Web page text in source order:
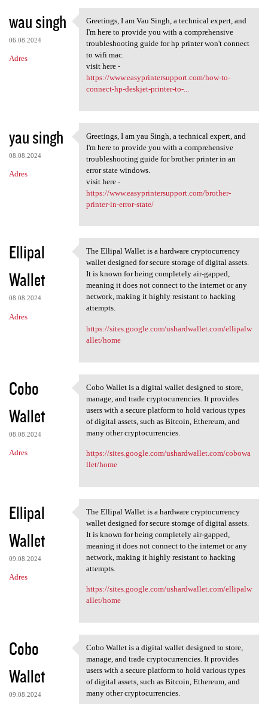
wau singh
06.08.2024
Adres
Greetings, I am Vau Singh, a
Greetings, I am Vau Singh, a technical expert, and
I'm here to provide you with a comprehensive
troubleshooting guide for hp printer won't connect
to wifi mac.
visit here -
https://www.easyprintersupport.com/how-to-
connect-hp-deskjet-printer-to-...
yau singh
08.08.2024
Adres
Greetings, I am yau Singh, a
Greetings, I am yau Singh, a technical expert, and
I'm here to provide you with a comprehensive
troubleshooting guide for brother printer in an
error state windows.
visit here -
https://www.easyprintersupport.com/brother-
printer-in-error-state/
Ellipal
Wallet
08.08.2024
Adres
The Ellipal Wallet is a
The Ellipal Wallet is a hardware cryptocurrency
wallet designed for secure storage of digital assets.
It is known for being completely air-gapped,
meaning it does not connect to the internet or any
network, making it highly resistant to hacking
attempts.
https://sites.google.com/ushardwallet.com/ellipalw
allet/home
Cobo
Wallet
08.08.2024
Adres
Cobo Wallet is a digital
Cobo Wallet is a digital wallet designed to store,
manage, and trade cryptocurrencies. It provides
users with a secure platform to hold various types
of digital assets, such as Bitcoin, Ethereum, and
many other cryptocurrencies.
https://sites.google.com/ushardwallet.com/cobowa
llet/home
Ellipal
Wallet
09.08.2024
Adres
The Ellipal Wallet is a
The Ellipal Wallet is a hardware cryptocurrency
wallet designed for secure storage of digital assets.
It is known for being completely air-gapped,
meaning it does not connect to the internet or any
network, making it highly resistant to hacking
attempts.
https://sites.google.com/ushardwallet.com/ellipalw
allet/home
Cobo
Wallet
09.08.2024
Cobo Wallet is a digital
Cobo Wallet is a digital wallet designed to store,
manage, and trade cryptocurrencies. It provides
users with a secure platform to hold various types
of digital assets, such as Bitcoin, Ethereum, and
many other cryptocurrencies.